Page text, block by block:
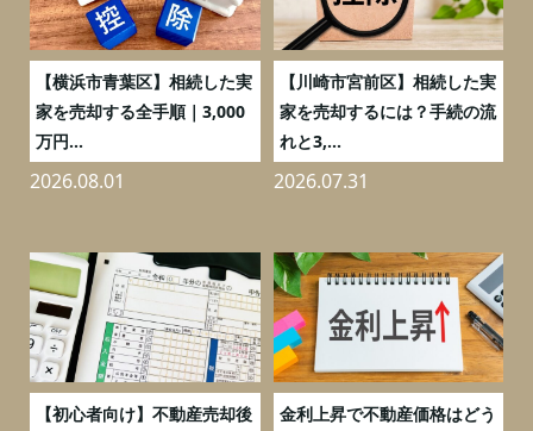
【横浜市青葉区】相続した実
家を売却する全手順｜3,000
万円...
2026.08.01
【川崎市宮前区】相続した実
家を売却するには？手続の流
れと3,...
2026.07.31
【初心者向け】不動産売却後
金利上昇で不動産価格はどう